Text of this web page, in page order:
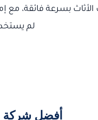
بسرعة فائقة، مع
لم
أفضل